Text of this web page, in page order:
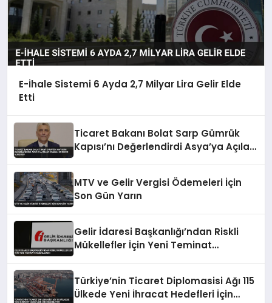
E-İhale Sistemi 6 Ayda 2,7 Milyar Lira Gelir Elde
Etti
Ticaret Bakanı Bolat Sarp Gümrük
Kapısı’nı Değerlendirdi Asya’ya Açılan
MTV ve Gelir Vergisi Ödemeleri İçin
Son Gün Yarın
Gelir İdaresi Başkanlığı’ndan Riskli
Mükellefler İçin Yeni Teminat
Türkiye’nin Ticaret Diplomasisi Ağı 115
Ülkede Yeni İhracat Hedefleri İçin